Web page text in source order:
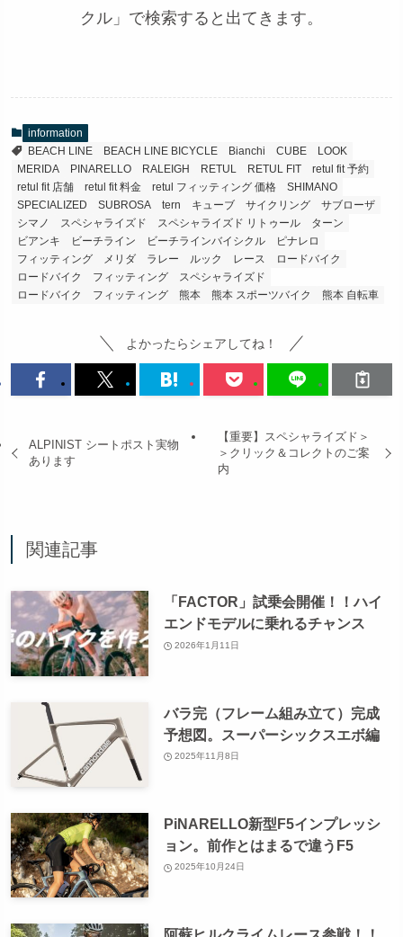
クル」で検索すると出てきます。
information
BEACH LINE
BEACH LINE BICYCLE Bianchi CUBE
LOOK
MERIDA
PINARELLO RALEIGH RETUL RETUL FIT
retul fit 予約
retul fit 店舗
retul fit 料金 retul フィッティング 価格
SHIMANO
SPECIALIZED
SUBROSA tern キューブ サイクリング
サブローザ
シマノ
スペシャライズド スペシャライズド リトゥール
ターン
ビアンキ
ビーチライン ビーチラインバイシクル
ピナレロ
フィッティング
メリダ ラレー ルック レース
ロードバイク
ロードバイク フィッティング スペシャライズド
ロードバイク フィッティング 熊本
熊本 スポーツバイク 熊本 自転車
よかったらシェアしてね！
ALPINIST シートポスト実物
あります
【重要】スペシャライズド＞
＞クリック＆コレクトのご案
内
関連記事
「FACTOR」試乗会開催！！ハイ
エンドモデルに乗れるチャンス
2026年1月11日
バラ完（フレーム組み立て）完成
予想図。スーパーシックスエボ編
2025年11月8日
PiNARELLO新型F5インプレッシ
ョン。前作とはまるで違うF5
2025年10月24日